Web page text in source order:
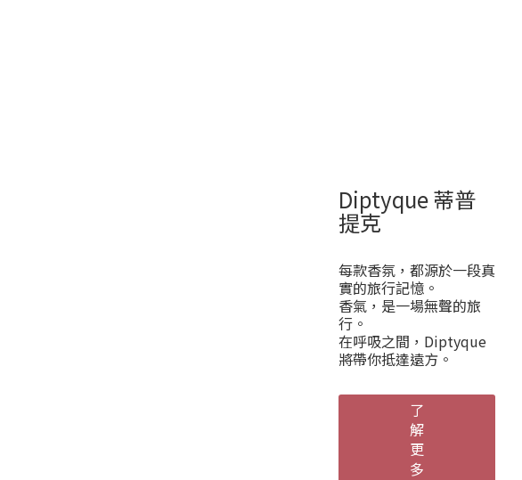
Diptyque 蒂普
提克
每款香氛，都源於一段真
實的旅行記憶。
香氣，是一場無聲的旅
行。
在呼吸之間，Diptyque
將帶你抵達遠方。
了
解
更
多